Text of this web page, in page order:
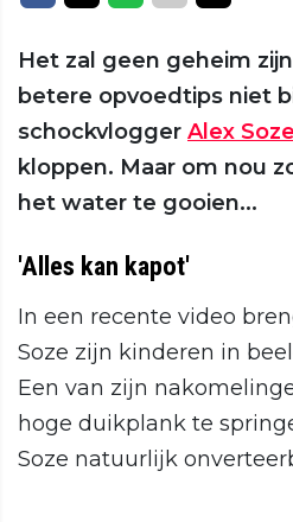
Het zal geen geheim
betere opvoedtips niet
schockvlogger Alex Soze
kloppen. Maar om nou
het water te gooien...
'Alles kan kapot'
In een recente video
Soze zijn kinderen in
Een van zijn
hoge duikplank te
Soze natuurlijk